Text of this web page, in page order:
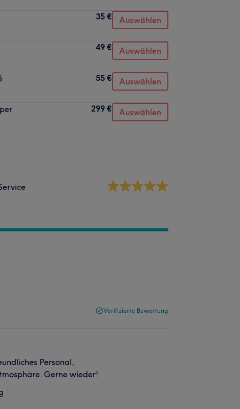
35 € Auswählen
49 € Auswählen
55 € Auswählen
299 € Auswählen
Verifizierte Bewertung
Personal,
Gerne wieder!